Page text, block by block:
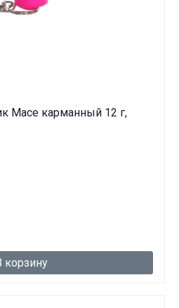
Mace карманный 12 г,
корзину
продаются лицам,